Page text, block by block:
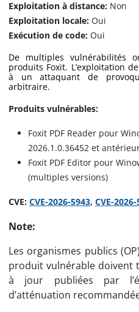
Exploitation à distance: Non
Exploitation locale: Oui
Exécution de code: Oui
De multiples vulnérabilités
produits Foxit. L’exploitation
à un attaquant de
arbitraire.
Produits vulnérables:
Foxit PDF Reader pour
2026.1.0.36452 et
Foxit PDF Editor pour
(multiples versions)
CVE: CVE-2026-5943, CVE-
Note:
Les organismes publics
produit vulnérable doivent
à jour publiées par
d’atténuation